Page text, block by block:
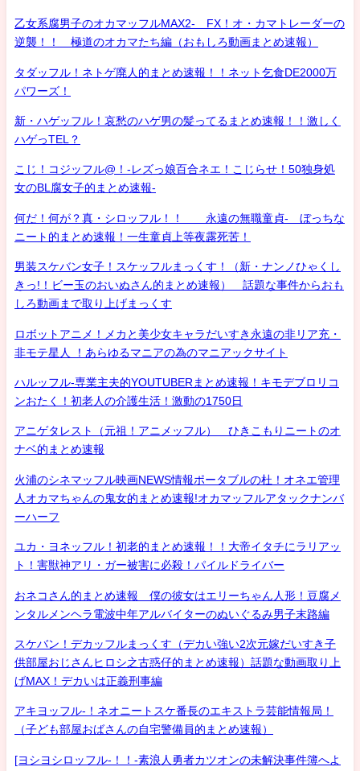
乙女系腐男子のオカマッフルMAX2- FX！オ・カマトレーダーの
逆襲！！ 極道のオカマたち編（おもしろ動画まとめ速報）
タダッフル！ネトゲ廃人的まとめ速報！！ネット乞食DE2000万
パワーズ！
新・ハゲッフル！哀愁のハゲ男の髪ってるまとめ速報！！激しく
ハゲっTEL？
こじ！コジッフル@！-レズっ娘百合ネエ！こじらせ！50独身処
女のBL腐女子的まとめ速報-
何だ！何が？真・シロッフル！！ 永遠の無職童貞- ぼっちな
ニート的まとめ速報！一生童貞上等夜露死苦！
男装スケバン女子！スケッフルまっくす！（新・ナンノひゃくし
きっ!！ビー玉のおいぬさん的まとめ速報） 話題な事件からおも
しろ動画まで取り上げまっくす
ロボットアニメ！メカと美少女キャラだいすき永遠の非リア充・
非モテ星人 ！あらゆるマニアの為のマニアックサイト
ハルッフル-専業主夫的YOUTUBERまとめ速報！キモデブロリコ
ンおたく！初老人の介護生活！激動の1750日
アニゲタレスト（元祖！アニメッフル） ひきこもりニートのオ
ナベ的まとめ速報
火浦のシネマッフル映画NEWS情報ポータブルの杜！オネエ管理
人オカマちゃんの鬼女的まとめ速報!オカマッフルアタックナンバ
ーハーフ
ユカ・ヨネッフル！初老的まとめ速報！！大帝イタチにラリアッ
ト！害獣神アリ・ガー被害に必殺！パイルドライバー
おネコさん的まとめ速報 僕の彼女はエリーちゃん人形！豆腐メ
ンタルメンヘラ電波中年アルバイターのぬいぐるみ男子末路編
スケバン！デカッフルまっくす（デカい強い2次元嫁だいすき子
供部屋おじさんヒロシ之古惑仔的まとめ速報）話題な動画取り上
げMAX！デカいは正義刑事編
アキヨッフル-！ネオニートスケ番長のエキストラ芸能情報局！
（子ども部屋おばさんの自宅警備員的まとめ速報）
[ヨシヨシロッフル-！！-素浪人勇者カツオンの未解決事件簿へよ